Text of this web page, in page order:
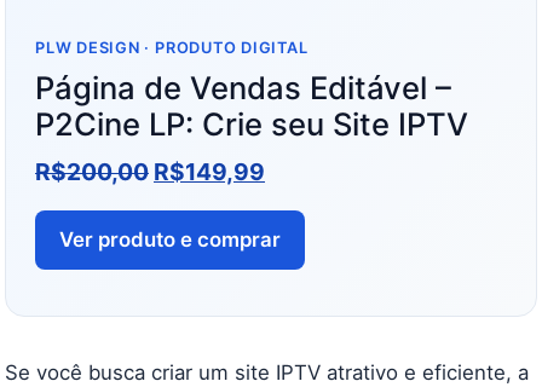
PLW DESIGN · PRODUTO DIGITAL
Página de Vendas Editável –
P2Cine LP: Crie seu Site IPTV
R$200,00 R$149,99
Ver produto e comprar
Se você busca criar um site IPTV atrativo e eficiente, a